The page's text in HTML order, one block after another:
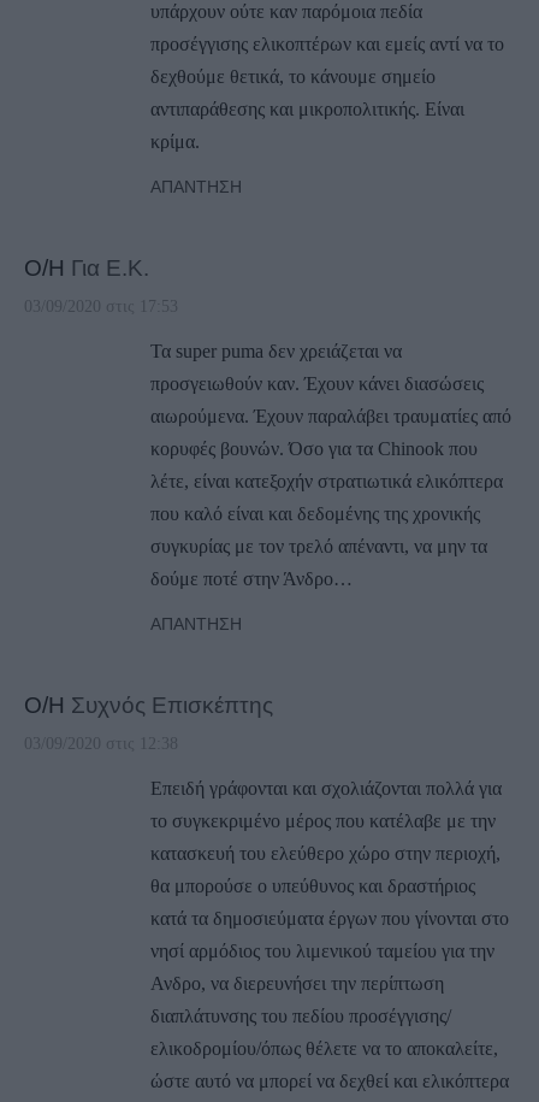
υπάρχουν ούτε καν παρόμοια πεδία
προσέγγισης ελικοπτέρων και εμείς αντί να το
δεχθούμε θετικά, το κάνουμε σημείο
αντιπαράθεσης και μικροπολιτικής. Είναι
κρίμα.
ΑΠΆΝΤΗΣΗ
Ο/Η Για Ε.Κ.
03/09/2020 στις 17:53
Τα super puma δεν χρειάζεται να
προσγειωθούν καν. Έχουν κάνει διασώσεις
αιωρούμενα. Έχουν παραλάβει τραυματίες από
κορυφές βουνών. Όσο για τα Chinook που
λέτε, είναι κατεξοχήν στρατιωτικά ελικόπτερα
που καλό είναι και δεδομένης της χρονικής
συγκυρίας με τον τρελό απέναντι, να μην τα
δούμε ποτέ στην Άνδρο…
ΑΠΆΝΤΗΣΗ
Ο/Η Συχνός Επισκέπτης
03/09/2020 στις 12:38
Επειδή γράφονται και σχολιάζονται πολλά για
το συγκεκριμένο μέρος που κατέλαβε με την
κατασκευή του ελεύθερο χώρο στην περιοχή,
θα μπορούσε ο υπεύθυνος και δραστήριος
κατά τα δημοσιεύματα έργων που γίνονται στο
νησί αρμόδιος του λιμενικού ταμείου για την
Ανδρο, να διερευνήσει την περίπτωση
διαπλάτυνσης του πεδίου προσέγγισης/
ελικοδρομίου/όπως θέλετε να το αποκαλείτε,
ώστε αυτό να μπορεί να δεχθεί και ελικόπτερα